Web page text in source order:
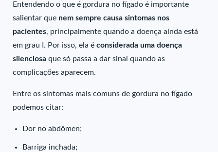
Entendendo o que é gordura no fígado é importante
salientar que nem sempre causa sintomas nos
pacientes, principalmente quando a doença ainda está
em grau I. Por isso, ela éconsiderada uma doença
silenciosa que só passa a dar sinal quando as
complicações aparecem.
Entre os sintomas mais comuns de gordura no fígado
podemos citar:
Dor no abdômen;
Barriga inchada;